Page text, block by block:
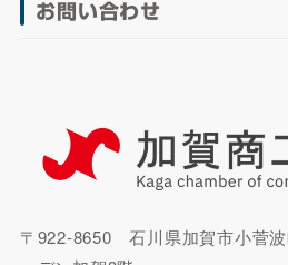
お問い合わせ
〒922-8650 石川県加賀市小菅